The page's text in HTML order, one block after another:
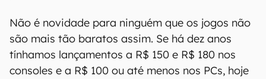
Não é novidade para ninguém que os jogos não
são mais tão baratos assim. Se há dez anos
tínhamos lançamentos a R$ 150 e R$ 180 nos
consoles e a R$ 100 ou até menos nos PCs, hoje